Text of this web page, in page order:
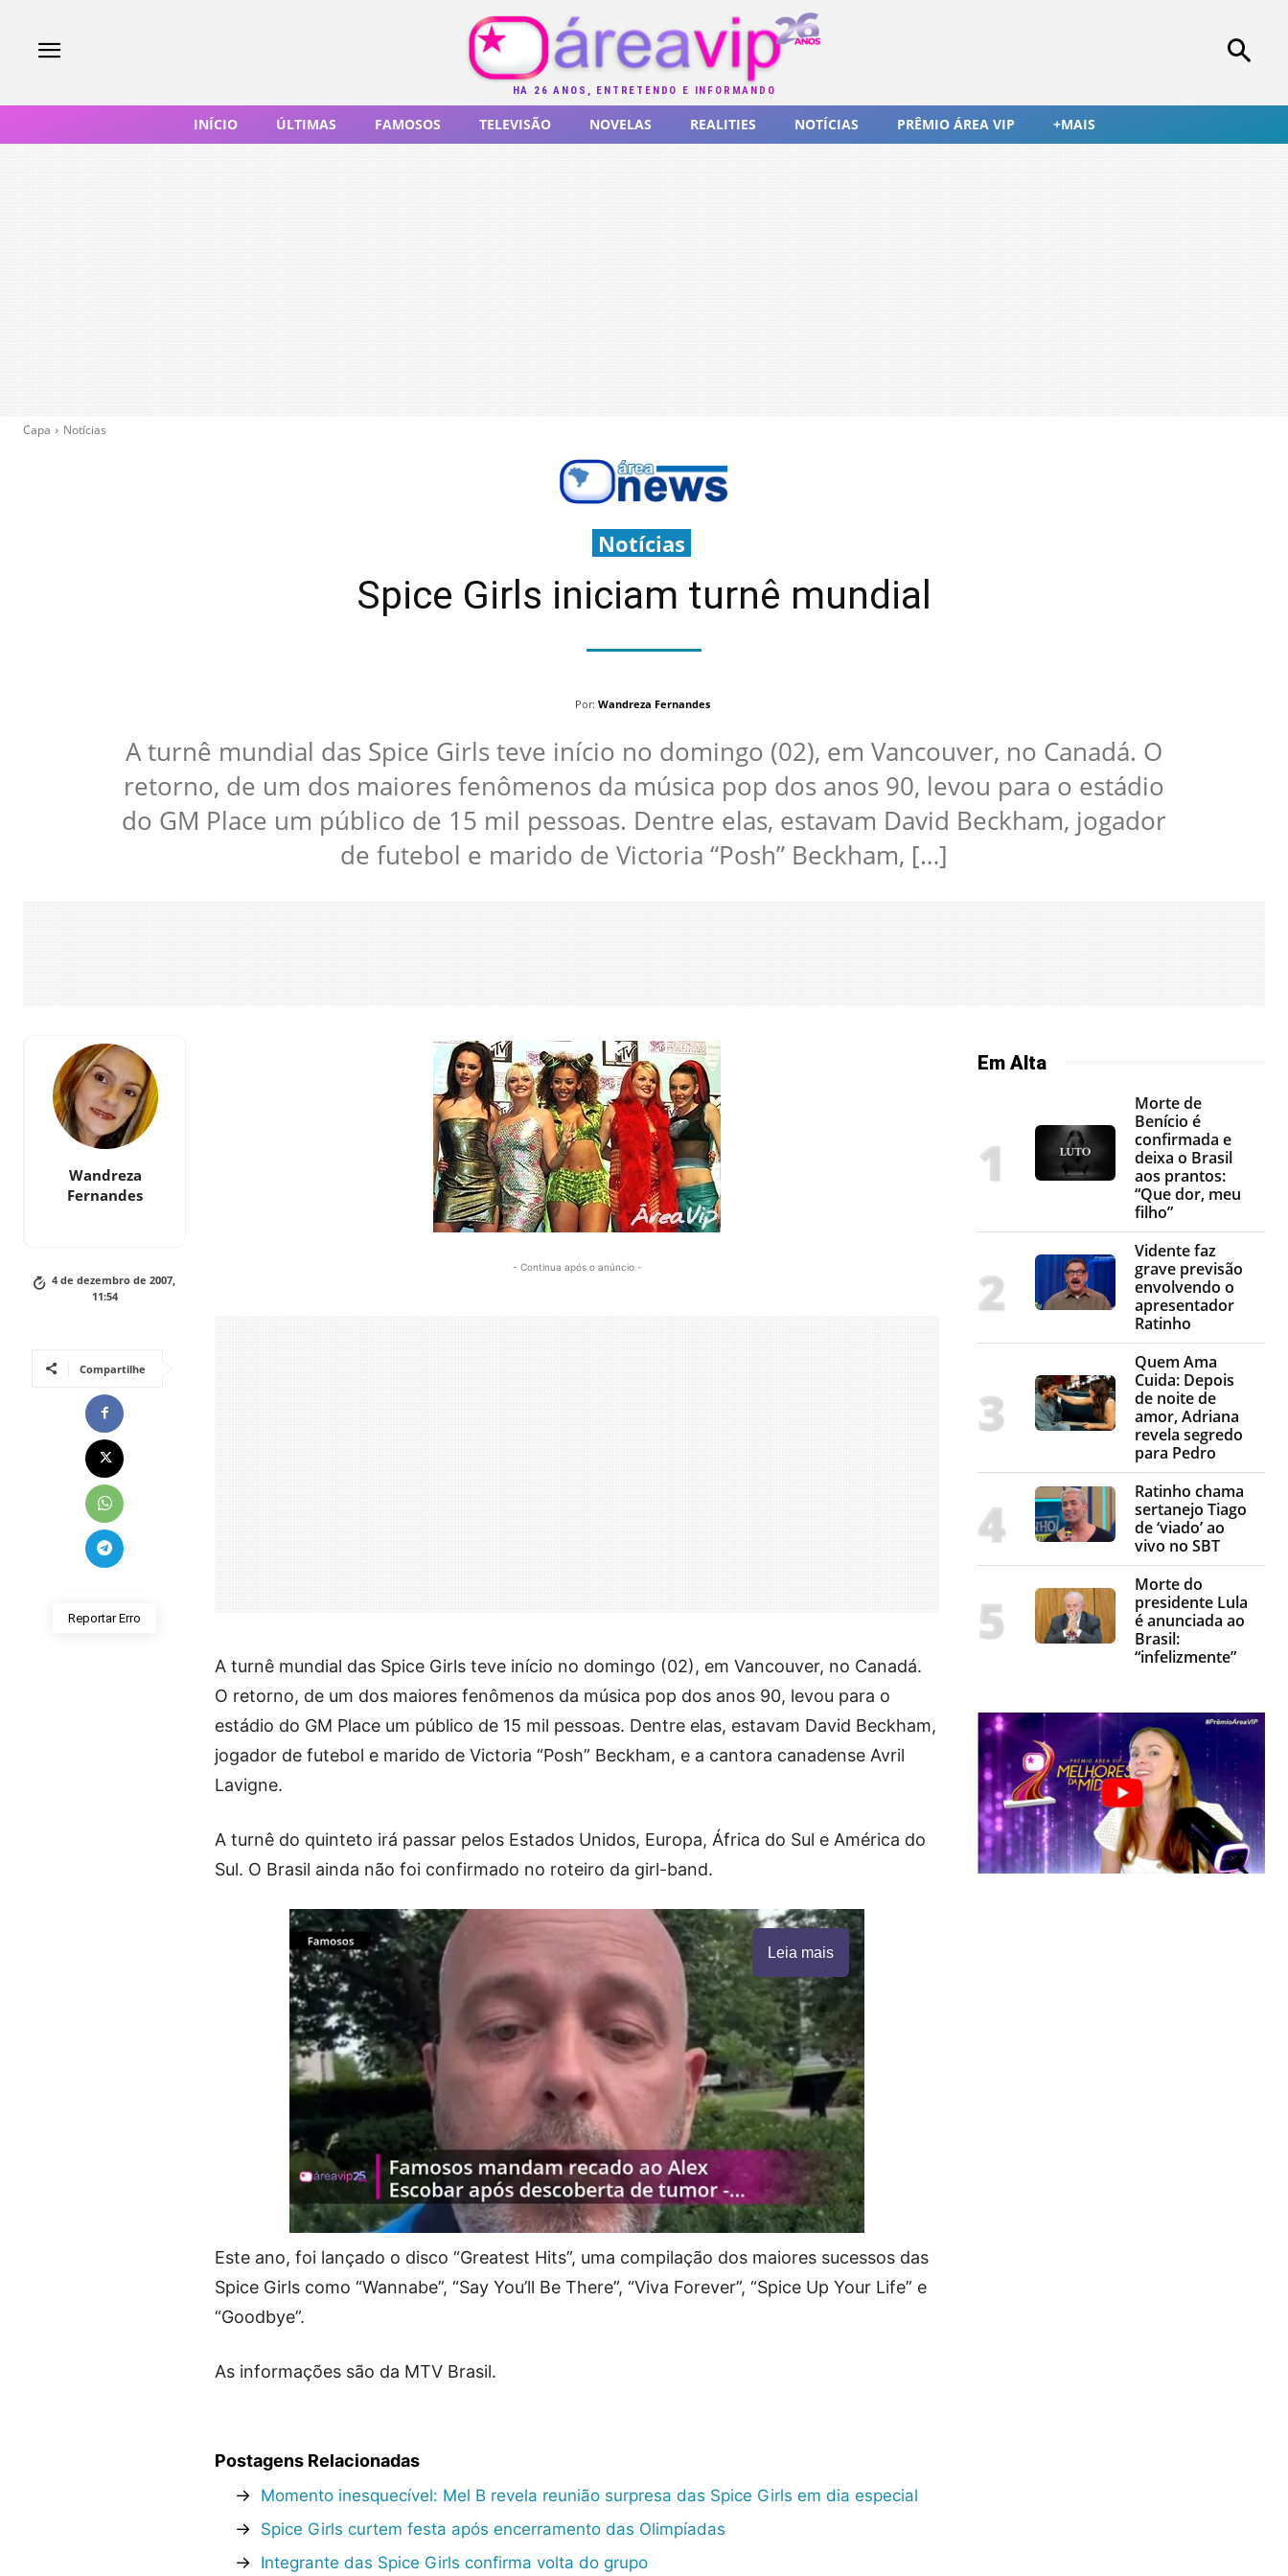
HÁ 26 ANOS, ENTRETENDO E INFORMANDO
INÍCIO ÚLTIMAS FAMOSOS TELEVISÃO NOVELAS REALITIES NOTÍCIAS PRÊMIO ÁREA VIP +MAIS
Capa Notícias
Notícias
Spice Girls iniciam turnê mundial
Por: Wandreza Fernandes
A turnê mundial das Spice Girls teve início no domingo (02), em Vancouver, no Canadá. O
retorno, de um dos maiores fenômenos da música pop dos anos 90, levou para o estádio
do GM Place um público de 15 mil pessoas. Dentre elas, estavam David Beckham, jogador
de futebol e marido de Victoria “Posh” Beckham, […]
Wandreza
Fernandes
4 de dezembro de 2007,
11:54
Compartilhe
Reportar Erro
- Continua após o anúncio -
A turnê mundial das Spice Girls teve início no domingo (02), em Vancouver, no Canadá.
O retorno, de um dos maiores fenômenos da música pop dos anos 90, levou para o
estádio do GM Place um público de 15 mil pessoas. Dentre elas, estavam David Beckham,
jogador de futebol e marido de Victoria “Posh” Beckham, e a cantora canadense Avril
Lavigne.
A turnê do quinteto irá passar pelos Estados Unidos, Europa, África do Sul e América do
Sul. O Brasil ainda não foi confirmado no roteiro da girl-band.
Leia mais
Este ano, foi lançado o disco “Greatest Hits”, uma compilação dos maiores sucessos das
Spice Girls como “Wannabe”, “Say You’ll Be There”, “Viva Forever”, “Spice Up Your Life” e
“Goodbye”.
As informações são da MTV Brasil.
Postagens Relacionadas
→ Momento inesquecível: Mel B revela reunião surpresa das Spice Girls em dia especial
→ Spice Girls curtem festa após encerramento das Olimpíadas
→ Integrante das Spice Girls confirma volta do grupo
Em Alta
Morte de
Benício é
confirmada e
deixa o Brasil
aos prantos:
“Que dor, meu
filho”
Vidente faz
grave previsão
envolvendo o
apresentador
Ratinho
Quem Ama
Cuida: Depois
de noite de
amor, Adriana
revela segredo
para Pedro
Ratinho chama
sertanejo Tiago
de ‘viado’ ao
vivo no SBT
Morte do
presidente Lula
é anunciada ao
Brasil:
“infelizmente”